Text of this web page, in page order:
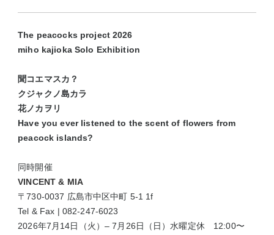
The peacocks project 2026
miho kajioka Solo Exhibition
聞コエマスカ？
クジャクノ島カラ
花ノカヲリ
Have you ever listened to the scent of flowers from
peacock islands?
同時開催
VINCENT & MIA
〒730-0037 広島市中区中町 5-1 1f
Tel & Fax | 082-247-6023
2026年7月14日（火）‒ 7月26日（日）水曜定休 12:00〜